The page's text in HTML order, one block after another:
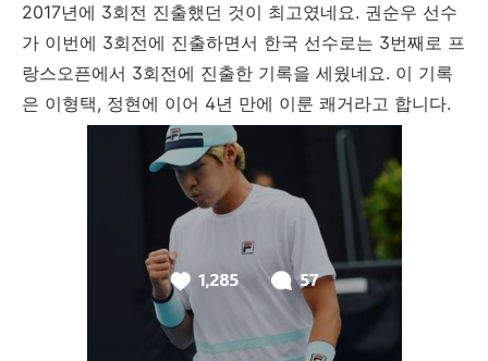
2017년에 3회전 진출했던 것이 최고였네요. 권순우 선수
가 이번에 3회전에 진출하면서 한국 선수로는 3번째로 프
랑스오픈에서 3회전에 진출한 기록을 세웠네요. 이 기록
은 이형택, 정현에 이어 4년 만에 이룬 쾌거라고 합니다.